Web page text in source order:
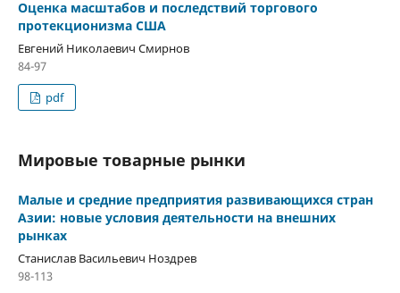
Оценка масштабов и последствий торгового
протекционизма США
Евгений Николаевич Смирнов
84-97
pdf
Мировые товарные рынки
Малые и средние предприятия развивающихся стран
Азии: новые условия деятельности на внешних
рынках
Станислав Васильевич Ноздрев
98-113